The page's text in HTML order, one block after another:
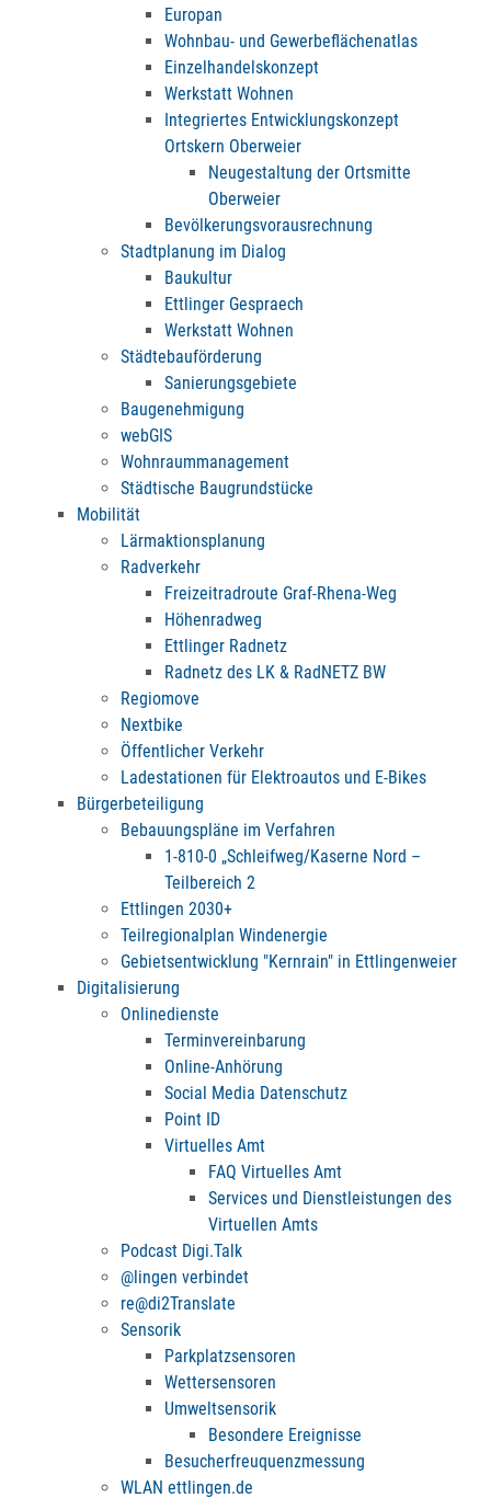
Europan
Wohnbau- und Gewerbeflächenatlas
Einzelhandelskonzept
Werkstatt Wohnen
Integriertes Entwicklungskonzept
Ortskern Oberweier
Neugestaltung der Ortsmitte
Oberweier
Bevölkerungsvorausrechnung
Stadtplanung im Dialog
Baukultur
Ettlinger Gespraech
Werkstatt Wohnen
Städtebauförderung
Sanierungsgebiete
Baugenehmigung
webGIS
Wohnraummanagement
Städtische Baugrundstücke
Mobilität
Lärmaktionsplanung
Radverkehr
Freizeitradroute Graf-Rhena-Weg
Höhenradweg
Ettlinger Radnetz
Radnetz des LK & RadNETZ BW
Regiomove
Nextbike
Öffentlicher Verkehr
Ladestationen für Elektroautos und E-Bikes
Bürgerbeteiligung
Bebauungspläne im Verfahren
1-810-0 „Schleifweg/Kaserne Nord –
Teilbereich 2
Ettlingen 2030+
Teilregionalplan Windenergie
Gebietsentwicklung "Kernrain" in Ettlingenweier
Digitalisierung
Onlinedienste
Terminvereinbarung
Online-Anhörung
Social Media Datenschutz
Point ID
Virtuelles Amt
FAQ Virtuelles Amt
Services und Dienstleistungen des
Virtuellen Amts
Podcast Digi.Talk
@lingen verbindet
re@di2Translate
Sensorik
Parkplatzsensoren
Wettersensoren
Umweltsensorik
Besondere Ereignisse
Besucherfreuquenzmessung
WLAN ettlingen.de